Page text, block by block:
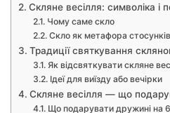
Скляне весілля: символіка і
Чому саме скло
Скло як метафора стосунків
Традиції святкування
Як відсвяткувати скляне
Ідеї для виїзду або вечірки
Скляне весілля — що
Що подарувати дружині на